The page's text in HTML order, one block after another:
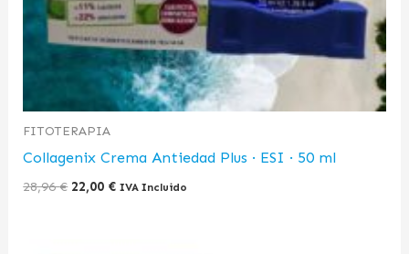
FITOTERAPIA
Collagenix Crema Antiedad Plus · ESI · 50 ml
28,96€ 22,00 € IVA Incluido